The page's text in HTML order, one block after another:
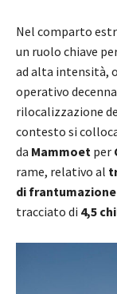
Nel comparto
un ruolo chiave
ad alta intensità,
operativo
rilocalizzazione
contesto si
da Mammoet per
rame, relativo al
di frantumazione
tracciato di 4,5